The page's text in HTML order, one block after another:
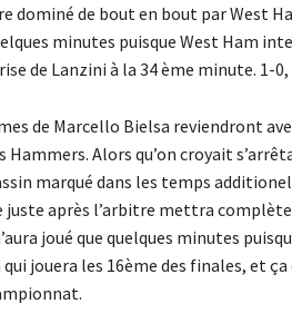
dominé de bout en bout par West
minutes puisque West Ham
de Lanzini à la 34 ème minute. 1-0,
de Marcello Bielsa reviendront
Hammers. Alors qu’on croyait
marqué dans les temps
juste après l’arbitre mettra
joué que quelques minutes
jouera les 16ème des finales, et